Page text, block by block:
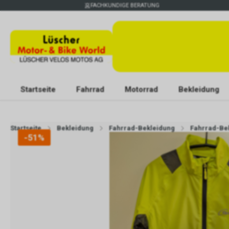
FACHKUNDIGE BERATUNG
Startseite Fahrrad Motorrad Bekleidung
Startseite Bekleidung Fahrrad-Bekleidung Fahrrad-
-51%